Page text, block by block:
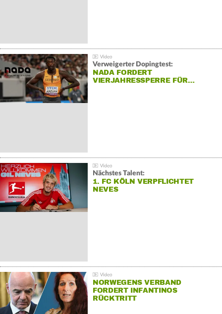
Verweigerter Dopingtest:
NADA FORDERT
VIERJAHRESSPERRE FÜR…
Nächstes Talent:
1. FC KÖLN VERPFLICHTET
NEVES
NORWEGENS VERBAND
FORDERT INFANTINOS
RÜCKTRITT